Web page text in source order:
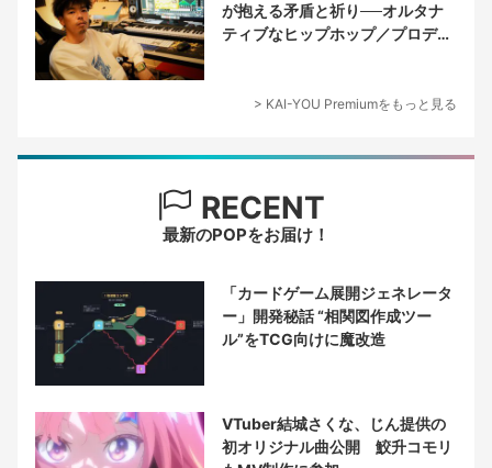
が抱える矛盾と祈り──オルタナ
ティブなヒップホップ／プロデュ
> KAI-YOU Premiumをもっと見る
RECENT
最新のPOPをお届け！
「カードゲーム展開ジェネレータ
ー」開発秘話 “相関図作成ツー
ル”をTCG向けに魔改造
VTuber結城さくな、じん提供の
初オリジナル曲公開 鮫升コモリ